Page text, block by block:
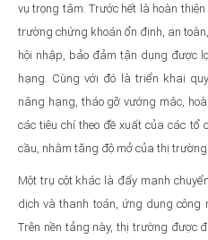
vụ trọng tâm. Trước hết là hoàn
trường chứng khoán ổn định, an
hội nhập, bảo đảm tận dụng được
hạng. Cùng với đó là triển khai
nâng hạng, tháo gỡ vướng mắc,
các tiêu chí theo đề xuất của các
cầu, nhằm tăng độ mở của thị
Một trụ cột khác là đẩy mạnh
dịch và thanh toán, ứng dụng công
Trên nền tảng này, thị trường được